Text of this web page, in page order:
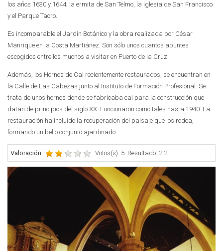
los años 1630 y 1644; la ermita de San Telmo, la iglesia de San Francisco
y el Parque Taoro.
Es incomparable el Jardín Botánico y la obra realizada por César
Manrique en la Costa Martiánez. Son sólo unos cuantos apuntes
escogidos entre los muchos a visitar en Puerto de la Cruz.
Además, los Hornos de Cal recientemente restaurados, se encuentran en
la Calle de Las Cabezas junto al Instituto de Formación Profesional. Se
trata de unos hornos donde se fabricaba cal para la construcción que
datan de principios del siglo XX. Funcionaron como tales hasta 1940. La
restauración ha incluido la recuperación del paisaje que los rodea,
formando un bello conjunto ajardinado.
Valoración: Votos(s): 5. Resultado: 2.2